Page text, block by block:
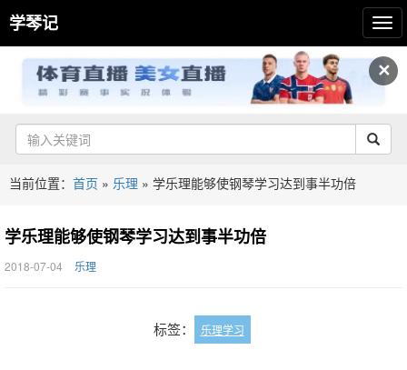
✕
学琴记
当前位置： 首页 » 乐理 » 学乐理能够使钢琴学习达到事半功倍
学乐理能够使钢琴学习达到事半功倍
2018-07-04 乐理
标签： 乐理学习